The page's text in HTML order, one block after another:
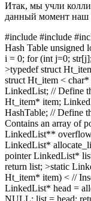
Итак, мы учли
данный момент наш
#include #include
Hash Table unsigned
i = 0; for (int j=0;
>typedef struct
struct Ht_item <
LinkedList; // Define
Ht_item* item;
HashTable; // Define
Contains an array of
LinkedList**
LinkedList*
pointer LinkedList*
return list; >static
Ht_item* item) < //
LinkedList* head =